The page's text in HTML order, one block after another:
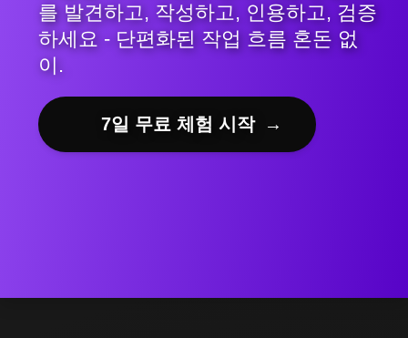
를 발견하고, 작성하고, 인용하고, 검증
하세요 - 단편화된 작업 흐름 혼돈 없
이.
7일 무료 체험 시작 →